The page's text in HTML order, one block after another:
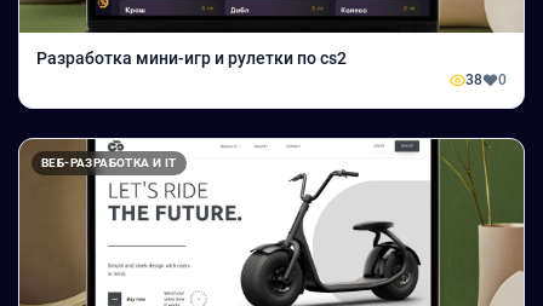
Разработка мини-игр и рулетки по cs2
38 0
ВЕБ-РАЗРАБОТКА И IT